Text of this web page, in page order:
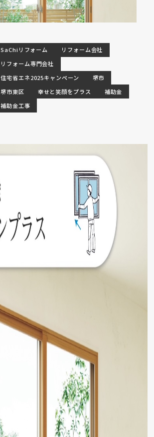
SaChiリフォーム
リフォーム会社
リフォーム専門会社
住宅省エネ2025キャンペーン
堺市
堺市東区
幸せと笑顔をプラス
補助金
補助金工事